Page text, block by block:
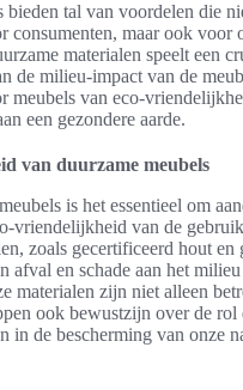
bieden tal van voordelen die
consumenten, maar ook voor
materialen speelt een
de milieu-impact van de
meubels van eco-
een gezondere aarde.
van duurzame meubels
is het essentieel om
vriendelijkheid van de
zoals gecertificeerd hout en
afval en schade aan het
materialen zijn niet alleen
ook bewustzijn over de rol
in de bescherming van onze